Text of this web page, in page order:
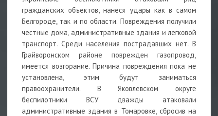
гражданских объектов, нанеся удары как в самом
Белгороде, так и по области. Повреждения получили
честные дома, административные здания и легковой
транспорт. Среди населения пострадавших нет. В
Грайворонском районе поврежден газопровод,
имеется возгорание. Причина повреждения пока не
установлена, этим будут заниматься
правоохранители. В Яковлевском округе
беспилотники ВСУ дважды атаковали
административные здания в Томаровке, сбросив на